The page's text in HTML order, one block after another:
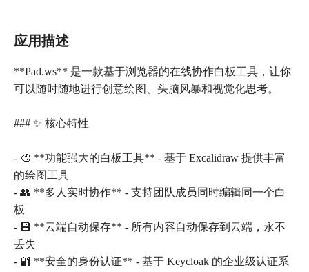
应用描述
**Pad.ws** 是一款基于浏览器的在线协作白板工具，让你
可以随时随地进行创意绘图、头脑风暴和视觉化思考。
### ✨ 核心特性
- 🎨 **功能强大的白板工具** - 基于 Excalidraw 提供丰富
的绘图工具
- 👥 **多人实时协作** - 支持团队成员同时编辑同一个白
板
- 💾 **云端自动保存** - 所有内容自动保存到云端，永不
丢失
- 🔐 **安全的身份认证** - 基于 Keycloak 的企业级认证系